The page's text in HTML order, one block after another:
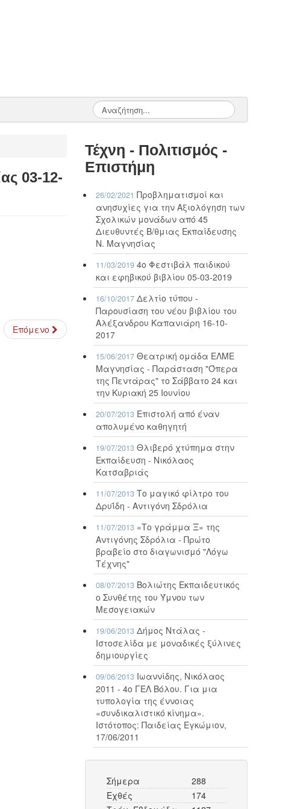
03-12-
Επόμενο
Τέχνη - Πολιτισμός -
Επιστήμη
26/02/2021 Προβληματισμοί και
ανησυχίες για την Αξιολόγηση των
Σχολικών μονάδων από 45
Διευθυντές Β/θμιας Εκπαίδευσης
Ν. Μαγνησίας
11/03/2019 4ο Φεστιβάλ παιδικού
και εφηβικού βιβλίου 05-03-2019
16/10/2017 Δελτίο τύπου -
Παρουσίαση του νέου βιβλίου του
Αλέξανδρου Καπανιάρη 16-10-
2017
15/06/2017 Θεατρική ομάδα ΕΛΜΕ
Μαγνησίας - Παράσταση "Όπερα
της Πεντάρας" το Σάββατο 24 και
την Κυριακή 25 Ιουνίου
20/07/2013 Επιστολή από έναν
απολυμένο καθηγητή
19/07/2013 Θλιβερό χτύπημα στην
Εκπαίδευση - Νικόλαος
Κατσαβριάς
11/07/2013 Το μαγικό φίλτρο του
Δρυΐδη - Αντιγόνη Σδρόλια
11/07/2013 «Το γράμμα Ξ» της
Αντιγόνης Σδρόλια - Πρώτο
βραβείο στο διαγωνισμό "Λόγω
Τέχνης"
08/07/2013 Βολιώτης Εκπαιδευτικός
ο Συνθέτης του Ύμνου των
Μεσογειακών
19/06/2013 Δήμος Ντάλας -
Ιστοσελίδα με μοναδικές ξύλινες
δημιουργίες
09/06/2013 Ιωαννίδης, Νικόλαος
2011 - 4ο ΓΕΛ Βόλου. Για μια
τυπολογία της έννοιας
«συνδικαλιστικό κίνημα».
Ιστότοπος: Παιδείας Εγκώμιον,
17/06/2011
Σήμερα
288
Εχθές
174